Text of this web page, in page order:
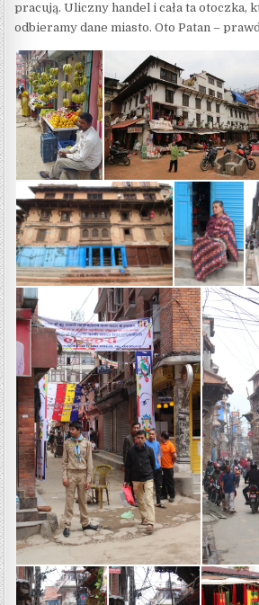
pracują. Uliczny handel i cała ta otoczka,
odbieramy dane miasto. Oto Patan –